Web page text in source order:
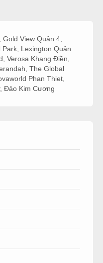
Gold View Quận 4
Park Lexington Quận
Verosa Khang Điền
The Global
Phan Thiet
, Đảo Kim Cương